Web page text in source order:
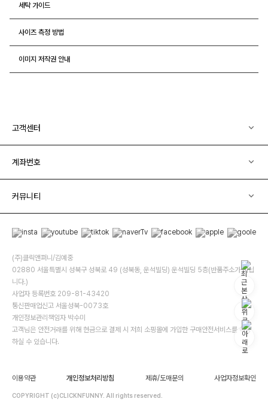
세탁 가이드
사이즈 측정 방법
이미지 저작권 안내
고객센터
계좌번호
커뮤니티
(주)클릭앤퍼니/김예중
02880 서울특별시 성북구 성북로 49 (성북동, 운석빌딩) 운석빌딩 5층(반품주소가 아닙
니다.)
사업자 등록번호 209-81-43420
통신판매업신고 서울성북-0073호
개인정보관리책임자 박수미
고객님은 안전거래를 위해 현금으로 결제 시 저희 소핑몰에 가입한 구매안전서비스를 이용
하실 수 있습니다.
이용약관 개인정보처리방침 제휴/도매문의 사업자정보확인
COPYRIGHT (c)CLICKNFUNNY. All rights reserved.